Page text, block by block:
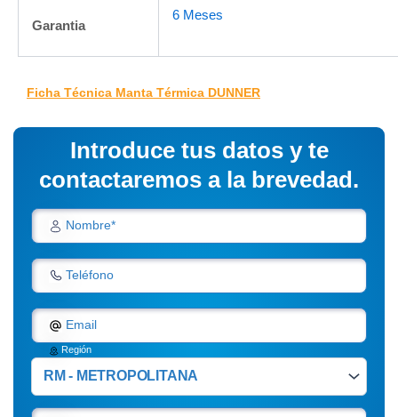
Garantia
6 Meses
Ficha Técnica Manta Térmica DUNNER
Introduce tus datos y te
contactaremos a la brevedad.
Nombre*
Teléfono
Email
Región